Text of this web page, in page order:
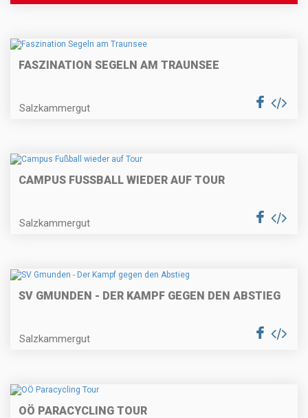
FASZINATION SEGELN AM TRAUNSEE
Salzkammergut
CAMPUS FUSSBALL WIEDER AUF TOUR
Salzkammergut
SV GMUNDEN - DER KAMPF GEGEN DEN ABSTIEG
Salzkammergut
OÖ PARACYCLING TOUR